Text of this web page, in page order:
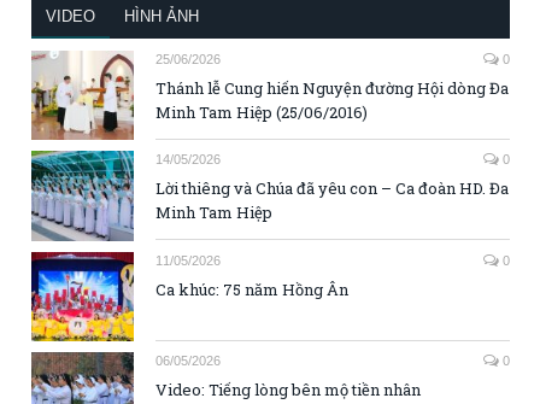
VIDEO HÌNH ẢNH
25/06/2026 0
Thánh lễ Cung hiến Nguyện đường Hội dòng Đa
Minh Tam Hiệp (25/06/2016)
14/05/2026 0
Lời thiêng và Chúa đã yêu con – Ca đoàn HD. Đa
Minh Tam Hiệp
11/05/2026 0
Ca khúc: 75 năm Hồng Ân
06/05/2026 0
Video: Tiếng lòng bên mộ tiền nhân